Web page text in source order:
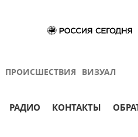
ПРОИСШЕСТВИЯ ВИЗУАЛ
РАДИО КОНТАКТЫ